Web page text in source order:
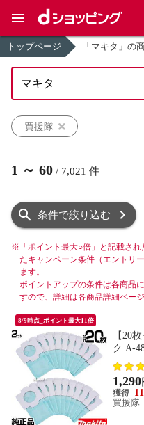
トップページ 「マキタ」の
買援隊
1 ～ 60 / 7,021 件
条件で絞り込む
※ 「ポイント最大○倍」と記載さ
たキャンペーン条件（エントリ
ます。
ポイントアップの条件は各商品
すので、詳細は各商品詳細ペー
8/9時点_ポイント最大11倍
【20
ク A-
新品
511 紙
kita 純
る】【
1,290
11
買援隊